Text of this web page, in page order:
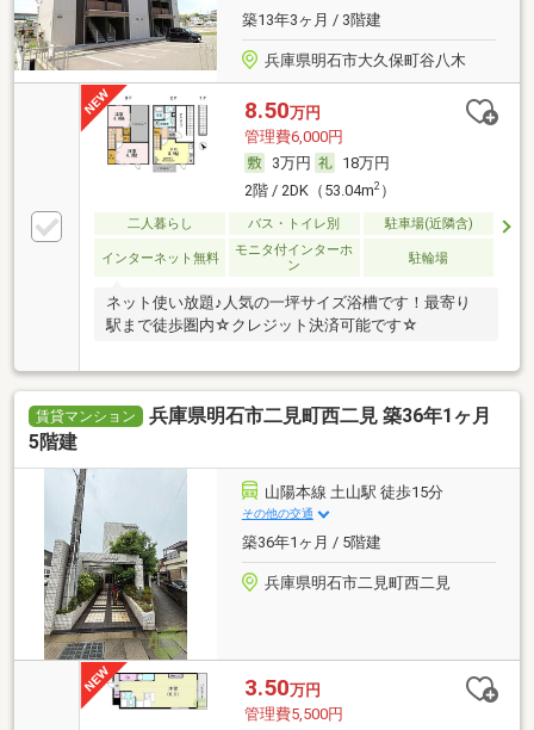
築13年3ヶ月 / 3階建
兵庫県明石市大久保町谷八木
8.50万円
管理費6,000円
3万円
18万円
2階 / 2DK（53.04m2）
二人暮らし バス・トイレ別 駐車場(近隣含)
インターネット無料
モニタ付インターホ
ン
駐輪場
ネット使い放題♪人気の一坪サイズ浴槽です！最寄り
駅まで徒歩圏内☆クレジット決済可能です☆
賃貸マンション
兵庫県明石市二見町西二見 築36年1ヶ月
5階建
山陽本線 土山駅 徒歩15分
その他の交通
築36年1ヶ月 / 5階建
兵庫県明石市二見町西二見
3.50万円
管理費5,500円